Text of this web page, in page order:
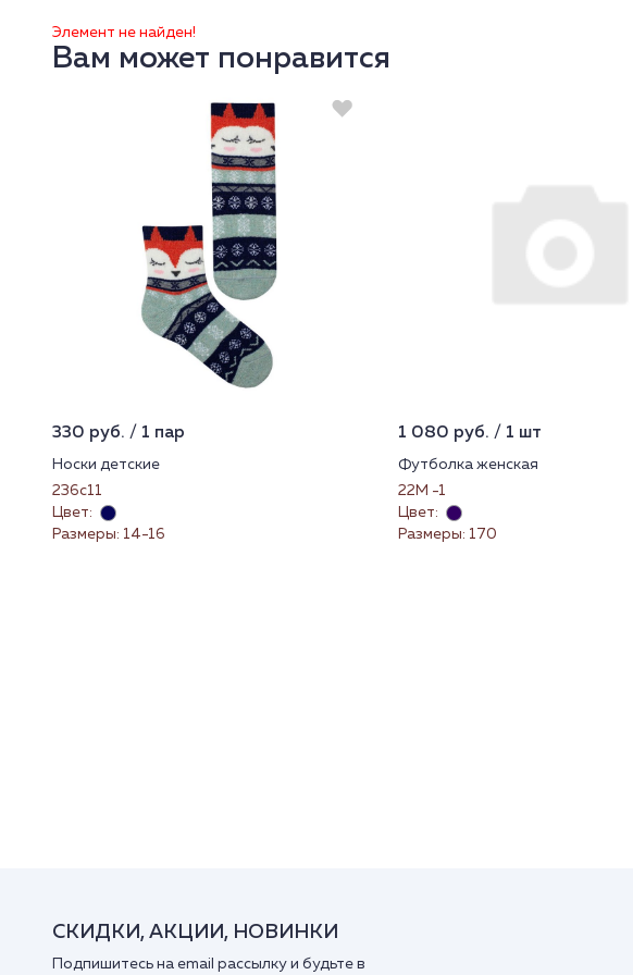
Элемент не найден!
Вам может понравится
330 руб. / 1 пар
Носки детские
236с11
Цвет:
Размеры: 14-16
1 080 руб. / 1 шт
Футболка женская
22М -1
Цвет:
Размеры: 170
СКИДКИ, АКЦИИ, НОВИНКИ
Подпишитесь на email рассылку и будьте в